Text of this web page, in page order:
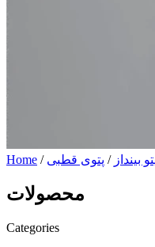
Home / بینداز / پتوی قطبی
محصولات
Categories